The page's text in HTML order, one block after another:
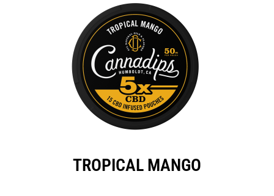
TROPICAL MANGO